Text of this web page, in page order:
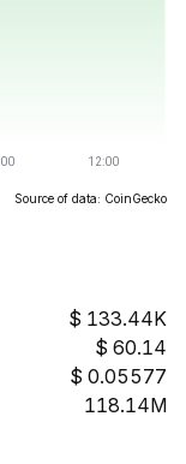
Source of data: CoinGecko
133.44K
60.14
0.05577
118.14M